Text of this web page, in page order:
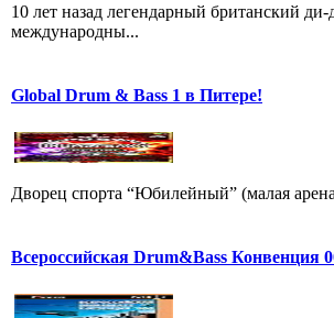
10 лет назад легендарный британский
международны...
Global Drum & Bass 1 в Питере!
Дворец спорта “Юбилейный” (малая
Всероссийская Drum&Bass Конвенция